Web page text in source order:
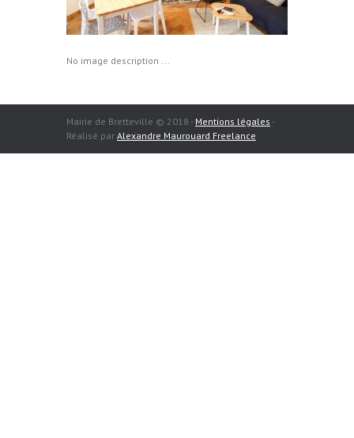
No image description ...
Mairie de Bretteville © 2018 - Mentions légales -
Réalisé par Alexandre Maurouard Freelance